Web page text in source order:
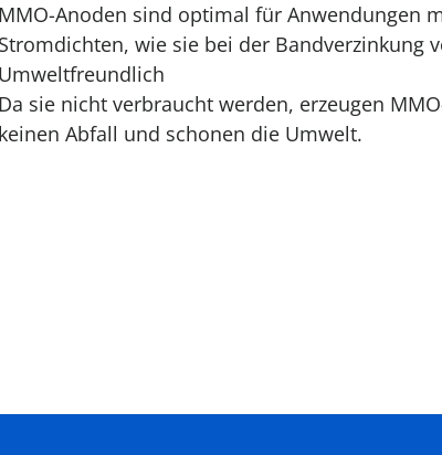
MMO-Anoden sind optimal für Anwendungen
Stromdichten, wie sie bei der Band­verzinkung
Umweltfreundlich
Da sie nicht verbraucht werden, erzeugen
keinen Abfall und schonen die Umwelt.